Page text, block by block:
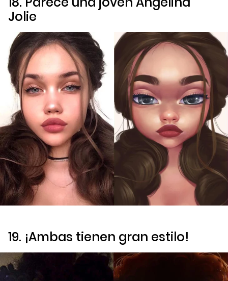
Jolie
19. ¡Ambas tienen gran estilo!